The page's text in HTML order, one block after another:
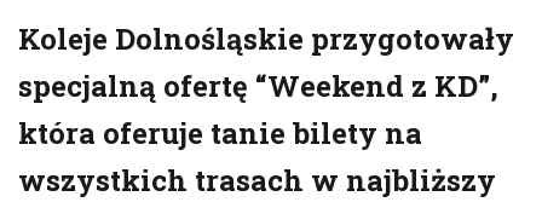
Koleje Dolnośląskie przygotowały
specjalną ofertę “Weekend z KD”,
która oferuje tanie bilety na
wszystkich trasach w najbliższy